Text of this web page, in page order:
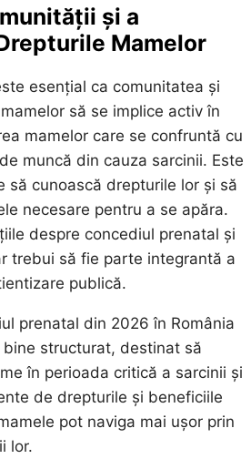
și a
Mamelor
esențial ca comunitatea și
să se implice activ în
mamelor care se confruntă cu
muncă din cauza sarcinii. Este
să cunoască drepturile lor și să
necesare pentru a se apăra.
despre concediul prenatal și
trebui să fie parte integrantă a
publică.
prenatal din 2026 în România
structurat, destinat să
în perioada critică a sarcinii și
de drepturile și beneficiile
pot naviga mai ușor prin
lor.